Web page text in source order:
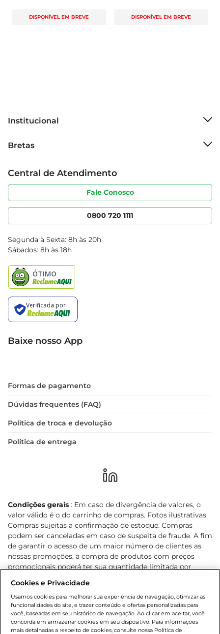
DISPONÍVEL EM BREVE DISPONÍVEL EM BREVE
Institucional
Grupo Cencosud
Sobre privacidade
Portal do fornecedor
Cencosud Media
Bretas
Produtos Bretas
Código de ética
Serviços
Clube Bretas
Blog Bretas
Black Friday
Central de Atendimento
Fale Conosco
0800 720 1111
Segunda à Sexta: 8h às 20h
Sábados: 8h às 18h
Baixe nosso App
Formas de pagamento
Dúvidas frequentes (FAQ)
Política de troca e devolução
Política de entrega
Condições gerais : Em caso de divergência de valores, o
valor válido é o do carrinho de compras. Fotos ilustrativas.
Compras sujeitas a confirmação de estoque. Compras
podem ser canceladas em caso de suspeita de fraude. A fim
de garantir o acesso de um maior número de clientes as
nossas promoções, a compra de produtos com preços
promocionais poderá ter sua quantidade limitada por
o e-commerce e válidos durante o dia de hoje, podendo
sofrer alterações sem prévia notificação. Proibida a venda
de bebidas alcoólicas para menores de 18 anos, conforme
Lei n.º 8069/90, art. 81, inciso II (Estatuto da Criança e do
Adolescente). Preços e condições exclusivos para o
Cookies e Privacidade
Usamos cookies para melhorar sua experiência de navegação, otimizar as
funcionalidades do site, e trazer conteúdo e ofertas personalizadas para
você, baseadas em seu histórico de navegação. Ao clicar em aceitar, você
concorda em armazenar cookies em seu dispositivo. Para informações
mais detalhadas a respeito de cookies, consulte nossa Política de